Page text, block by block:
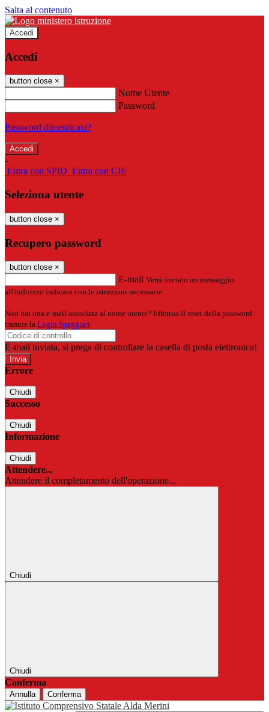
Salta al contenuto
Accedi
Accedi
button close ×
Nome Utente
Password
Password dimenticata?
-
Entra con SPID Entra con CIE
Seleziona utente
button close ×
Recupero password
button close ×
E-mail Verrà inviato un messaggio
all'indirizzo indicato con le istruzioni necessarie.
Non hai una e-mail associata al nome utente? Effettua il reset della password
tramite la Login Spaggiari
E-mail inviata, si prega di controllare la casella di posta elettronica!
Errore
Chiudi
Successo
Chiudi
Informazione
Chiudi
Attendere...
Attendere il completamento dell'operazione...
Chiudi
Chiudi
Conferma
Annulla Conferma